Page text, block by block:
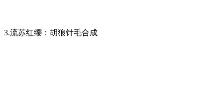
3.流苏红缨：胡狼针毛合成